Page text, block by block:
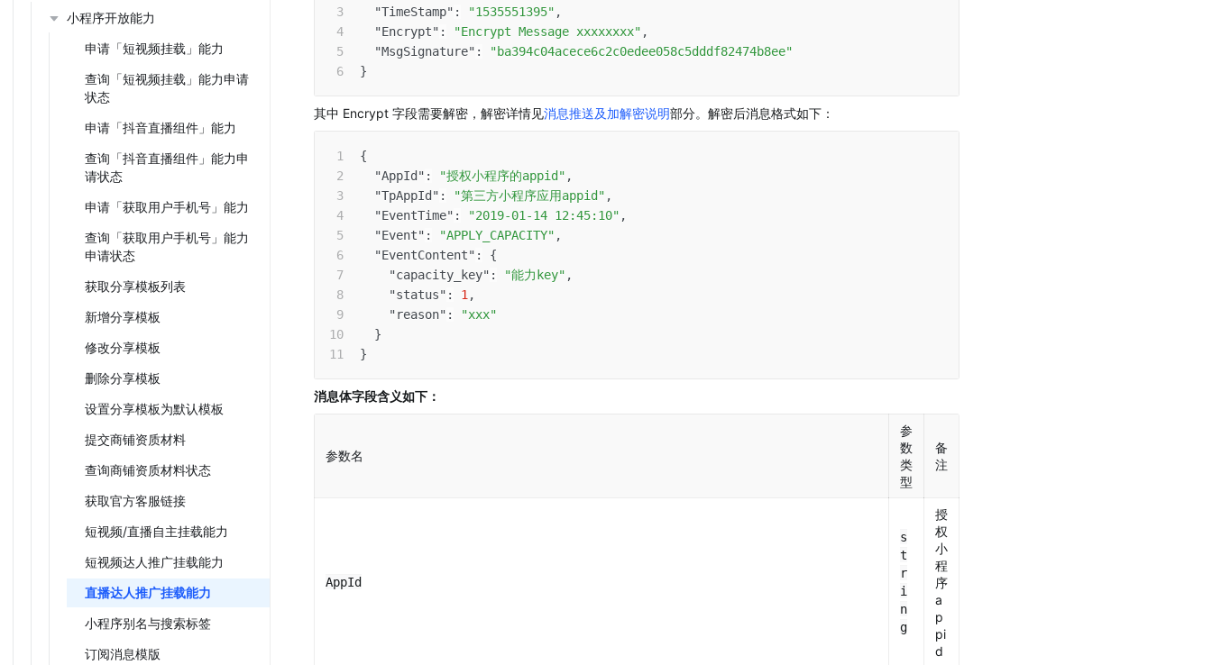
小程序开放能力
申请「短视频挂载」能力
查询「短视频挂载」能力申请
状态
申请「抖音直播组件」能力
查询「抖音直播组件」能力申
请状态
申请「获取用户手机号」能力
查询「获取用户手机号」能力
申请状态
获取分享模板列表
新增分享模板
修改分享模板
删除分享模板
设置分享模板为默认模板
提交商铺资质材料
查询商铺资质材料状态
获取官方客服链接
短视频/直播自主挂载能力
短视频达人推广挂载能力
直播达人推广挂载能力
小程序别名与搜索标签
订阅消息模版
"TimeStamp" : "1535551395" ,
"Encrypt" : "Encrypt Message xxxxxxxx" ,
"MsgSignature" :
"ba394c04acece6c2c0edee058c5dddf82474b8ee"
}
其中 Encrypt 字段需要解密，解密详情见消息推送及加解密说明部分。解密后消息格式如下：
{
"AppId" : "授权小程序的appid" ,
"TpAppId" : "第三方小程序应用appid" ,
"EventTime" : "2019-01-14 12:45:10" ,
"Event" : "APPLY_CAPACITY" ,
"EventContent" :
{
"capacity_key" : "能力key" ,
"status" : 1 ,
"reason" :
"xxx"
}
}
消息体字段含义如下：
参数名
参
数
类
型
备
注
AppId
s
t
r
i
n
g
授
权
小
程
序
a
p
pi
d